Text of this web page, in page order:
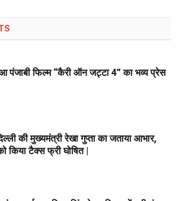
पंजाबी फिल्म “कैरी ऑन जट्टा 4” का भव्य प्रेस
की मुख्यमंत्री रेखा गुप्ता का जताया आभार,
किया टैक्स फ्री घोषित |